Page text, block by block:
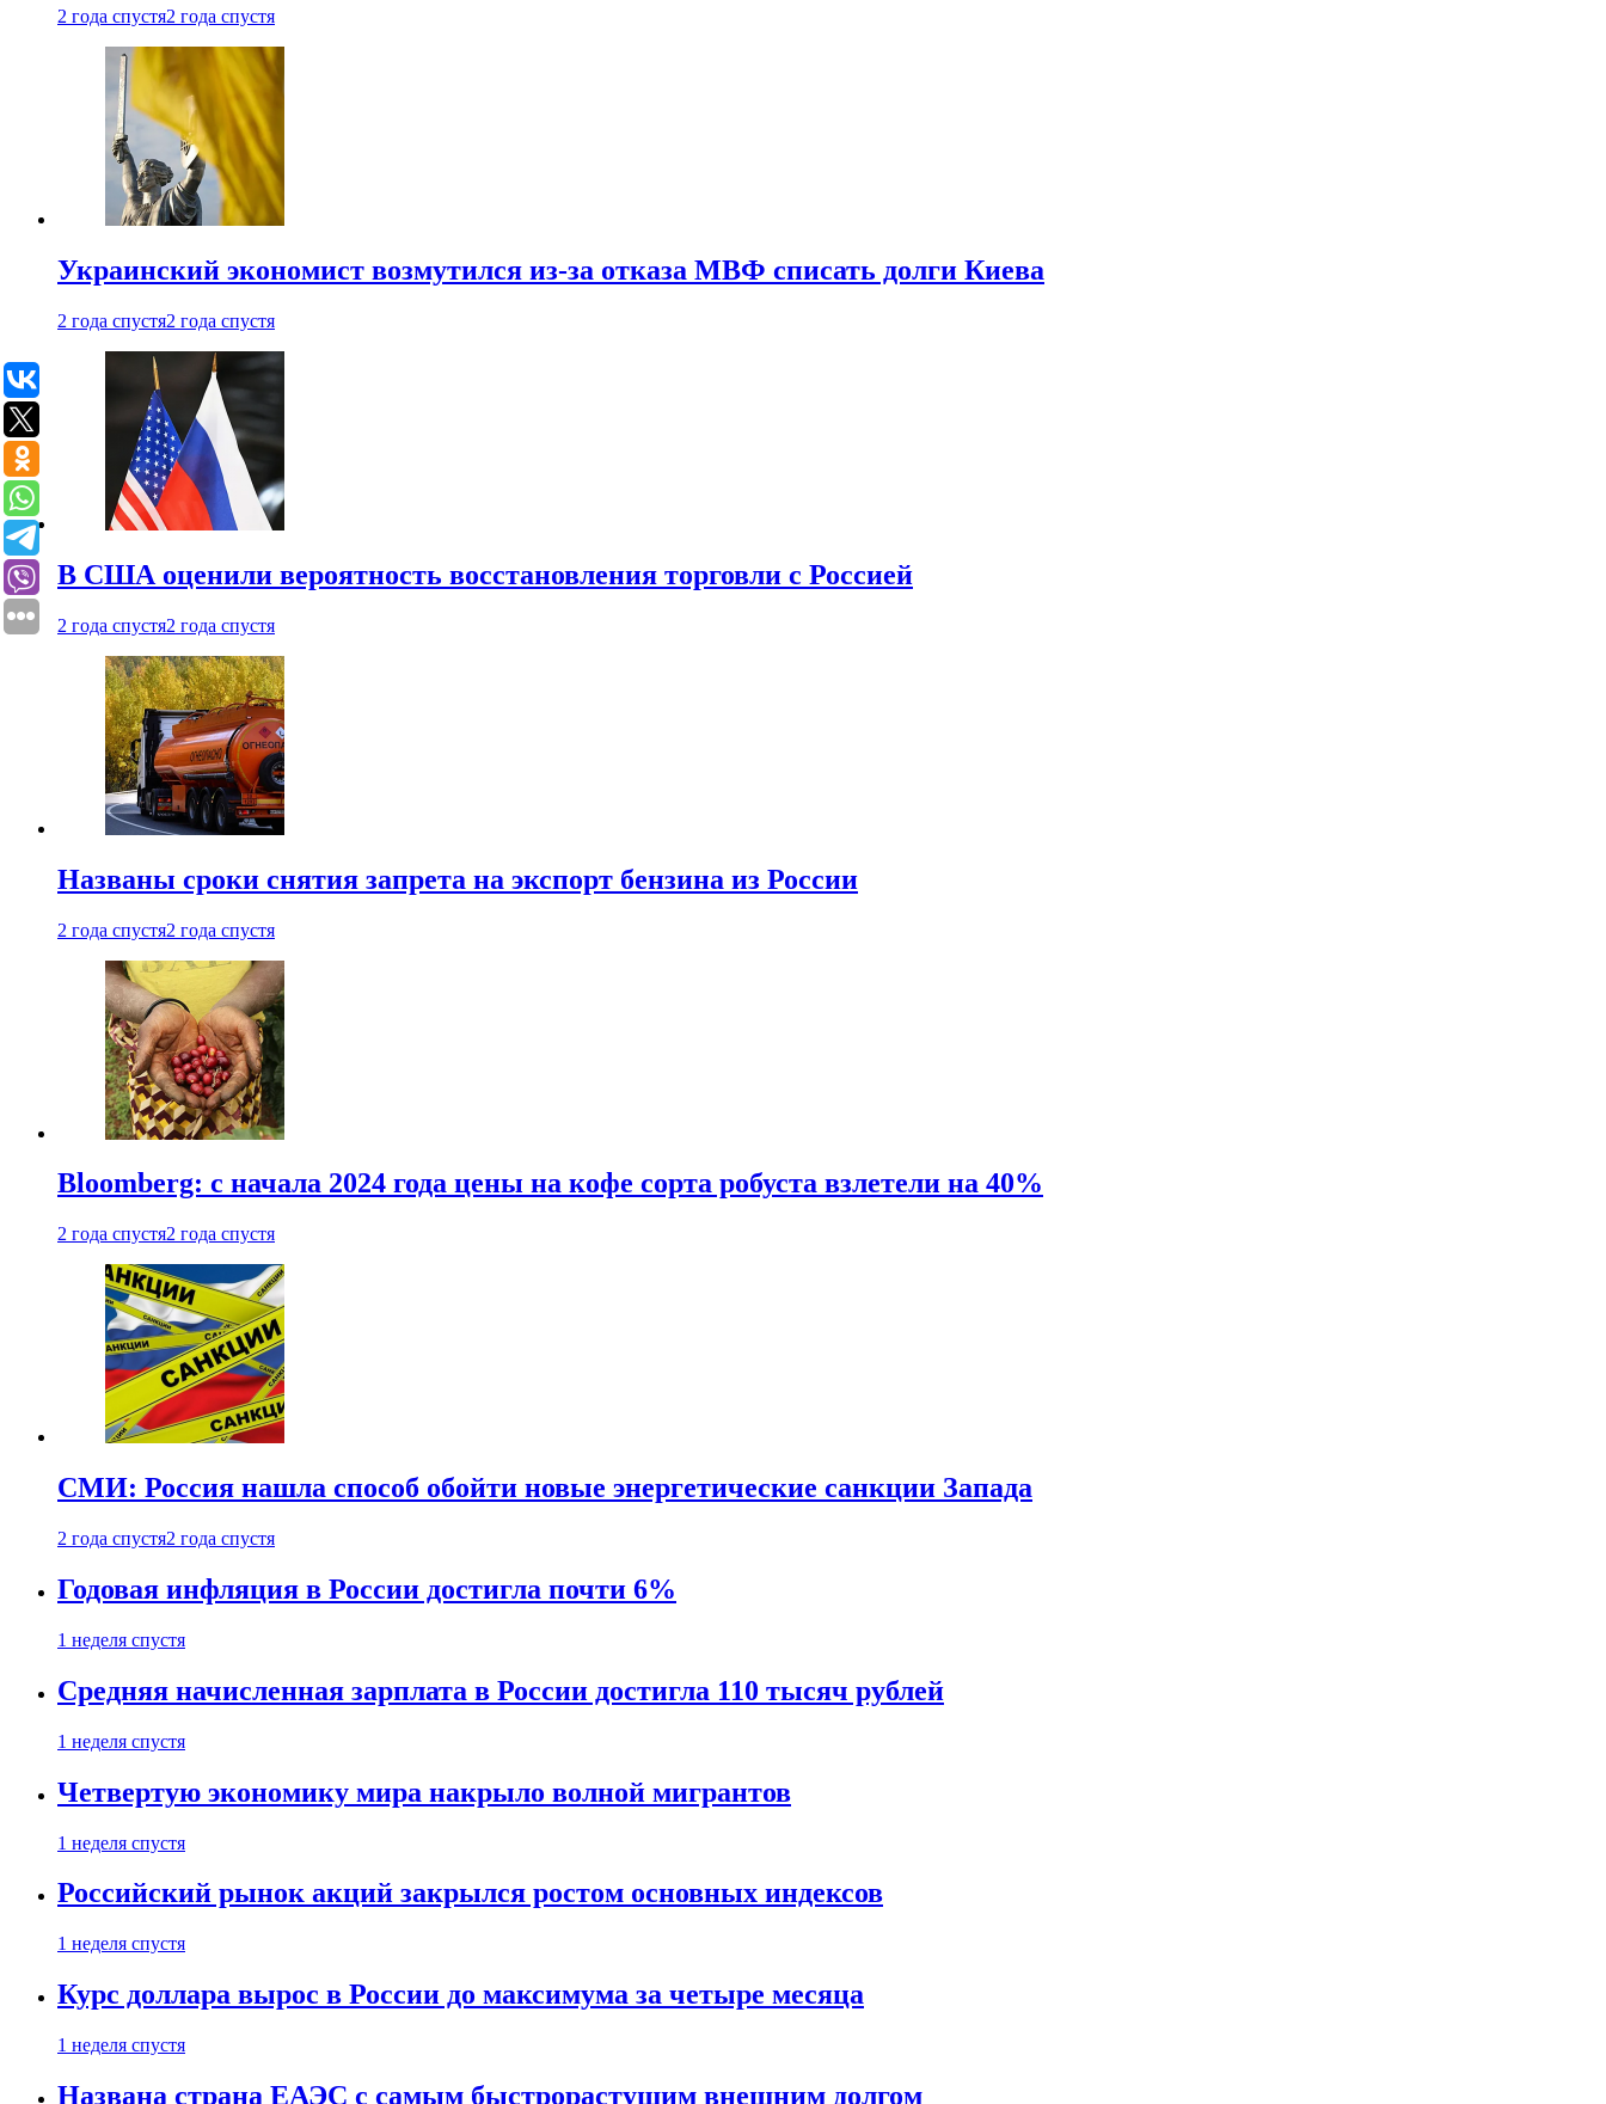
2 года спустя2 года спустя
Украинский экономист возмутился из-за отказа МВФ списать долги Киева
2 года спустя2 года спустя
В США оценили вероятность восстановления торговли с Россией
2 года спустя2 года спустя
Названы сроки снятия запрета на экспорт бензина из России
2 года спустя2 года спустя
Bloomberg: с начала 2024 года цены на кофе сорта робуста взлетели на 40%
2 года спустя2 года спустя
СМИ: Россия нашла способ обойти новые энергетические санкции Запада
2 года спустя2 года спустя
Годовая инфляция в России достигла почти 6%
1 неделя спустя
Средняя начисленная зарплата в России достигла 110 тысяч рублей
1 неделя спустя
Четвертую экономику мира накрыло волной мигрантов
1 неделя спустя
Российский рынок акций закрылся ростом основных индексов
1 неделя спустя
Курс доллара вырос в России до максимума за четыре месяца
1 неделя спустя
Названа страна ЕАЭС с самым быстрорастущим внешним долгом